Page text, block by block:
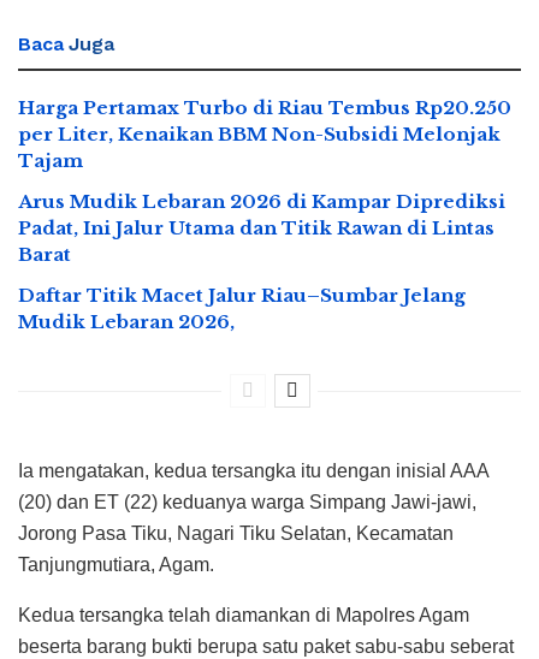
Baca Juga
Harga Pertamax Turbo di Riau Tembus Rp20.250
per Liter, Kenaikan BBM Non-Subsidi Melonjak
Tajam
Arus Mudik Lebaran 2026 di Kampar Diprediksi
Padat, Ini Jalur Utama dan Titik Rawan di Lintas
Barat
Daftar Titik Macet Jalur Riau–Sumbar Jelang
Mudik Lebaran 2026,
Ia mengatakan, kedua tersangka itu dengan inisial AAA
(20) dan ET (22) keduanya warga Simpang Jawi-jawi,
Jorong Pasa Tiku, Nagari Tiku Selatan, Kecamatan
Tanjungmutiara, Agam.
Kedua tersangka telah diamankan di Mapolres Agam
beserta barang bukti berupa satu paket sabu-sabu seberat